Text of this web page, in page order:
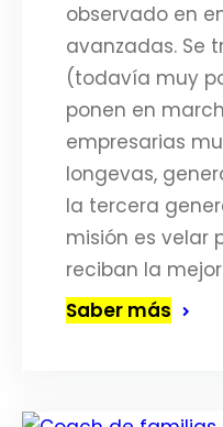
observado en
avanzadas. Se
(todavía muy
ponen en
empresarias
longevas,
la tercera
misión es velar
reciban la
Saber más